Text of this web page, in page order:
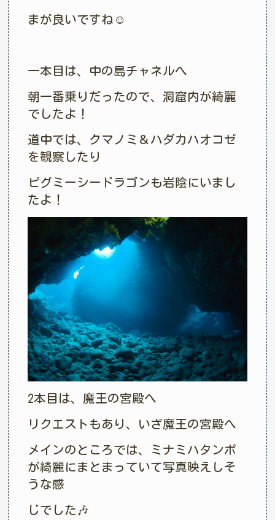
まが良いですね☺︎
一本目は、中の島チャネルへ
朝一番乗りだったので、洞窟内が綺麗
でしたよ！
道中では、クマノミ＆ハダカハオコゼ
を観察したり
ピグミーシードラゴンも岩陰にいまし
たよ！
2本目は、魔王の宮殿へ
リクエストもあり、いざ魔王の宮殿へ
メインのところでは、ミナミハタンポ
が綺麗にまとまっていて写真映えしそ
うな感
じでした🎶